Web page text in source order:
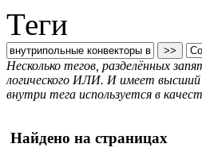
Теги
Несколько тегов, разделённых
логического ИЛИ. И имеет высший
внутри тега используется в
Найдено на страницах